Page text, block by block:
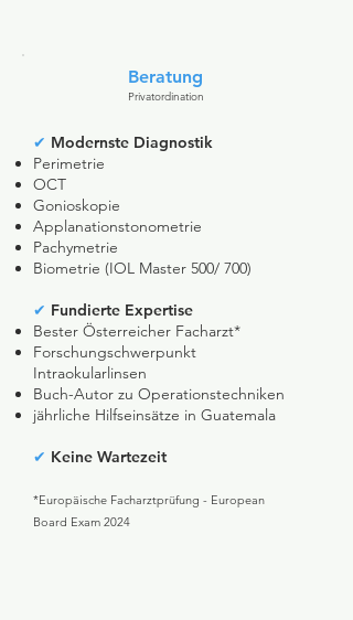
Beratung
Privatordination
✔ Modernste Diagnostik​​​
Perimetrie
OCT
Gonioskopie
Applanationstonometrie
Pachymetrie
Biometrie (IOL Master 500/ 700)
✔ Fundierte Expertise
Bester Österreicher Facharzt*
Forschungschwerpunkt
Intraokularlinsen
Buch-Autor zu Operationstechniken
jährliche Hilfseinsätze in Guatemala
✔ Keine Wartezeit
*Europäische Facharztprüfung - European
Board Exam 2024